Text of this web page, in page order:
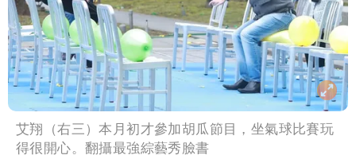
艾翔（右三）本月初才參加胡瓜節目，坐氣球比賽玩
得很開心。翻攝最強綜藝秀臉書